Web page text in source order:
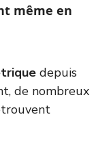
même en
depuis
de nombreux